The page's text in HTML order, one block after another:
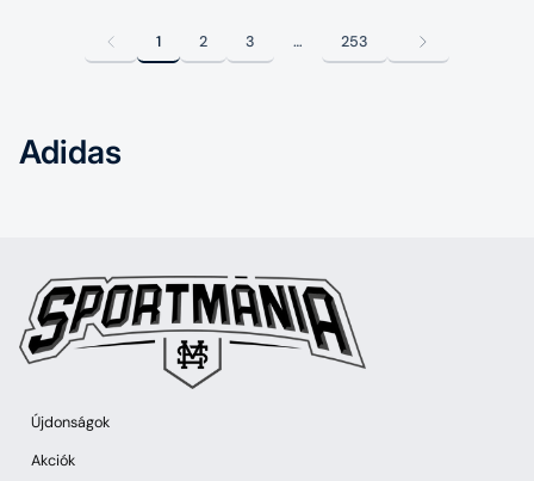
1 2 3 … 253
Adidas
Újdonságok
Akciók